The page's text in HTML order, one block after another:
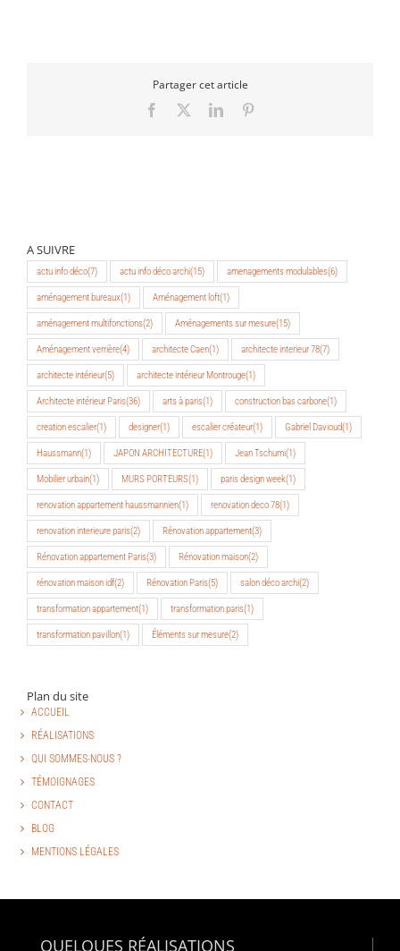
Partager cet article
Facebook LinkedIn
A SUIVRE
actu info déco(7) actu info déco archi(15) amenagements modulables(6)
aménagement bureaux(1) Aménagement loft(1)
aménagement multifonctions(2) Aménagements sur mesure(15)
Aménagement verrière(4) architecte Caen(1) architecte interieur 78(7)
architecte intérieur(5) architecte intérieur Montrouge(1)
Architecte intérieur Paris(36) arts à paris(1) construction bas carbone(1)
creation escalier(1) designer(1) escalier créateur(1) Gabriel Davioud(1)
Haussmann(1) JAPON ARCHITECTURE(1) Jean Tschumi(1)
Mobilier urbain(1) MURS PORTEURS(1) paris design week(1)
renovation appartement haussmannien(1) renovation deco 78(1)
renovation interieure paris(2) Rénovation appartement(3)
Rénovation appartement Paris(3) Rénovation maison(2)
rénovation maison idf(2) Rénovation Paris(5) salon déco archi(2)
transformation appartement(1) transformation paris(1)
transformation pavillon(1) Éléments sur mesure(2)
Plan du site
ACCUEIL
RÉALISATIONS
QUI SOMMES-NOUS ?
TÉMOIGNAGES
CONTACT
BLOG
MENTIONS LÉGALES
QUELQUES RÉALISATIONS